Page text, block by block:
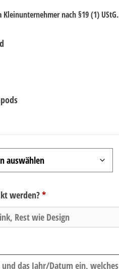
nach §19 (1) UStG.
werden?*